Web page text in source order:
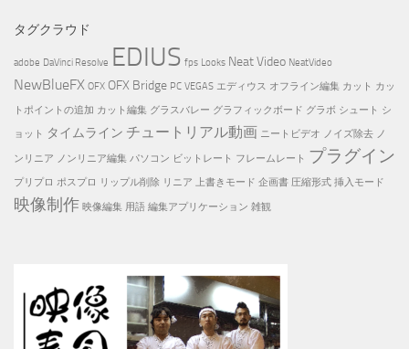
タグクラウド
adobe DaVinci Resolve EDIUS fps Looks Neat Video NeatVideo
NewBlueFX OFX OFX Bridge PC VEGAS エディウス オフライン編集 カット カッ
トポイントの追加 カット編集 グラスバレー グラフィックボード グラボ シュート シ
ョット
タイムライン チュートリアル動画 ニートビデオ ノイズ除去 ノ
ンリニア ノンリニア編集 パソコン ビットレート フレームレート プラグイン
プリプロ ポスプロ リップル削除 リニア 上書きモード 企画書 圧縮形式 挿入モード
映像制作 映像編集 用語 編集アプリケーション 雑観